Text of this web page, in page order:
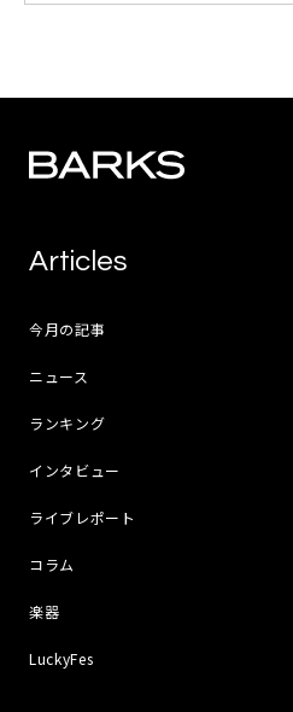
Articles
今月の記事
ニュース
ランキング
インタビュー
ライブレポート
コラム
楽器
LuckyFes